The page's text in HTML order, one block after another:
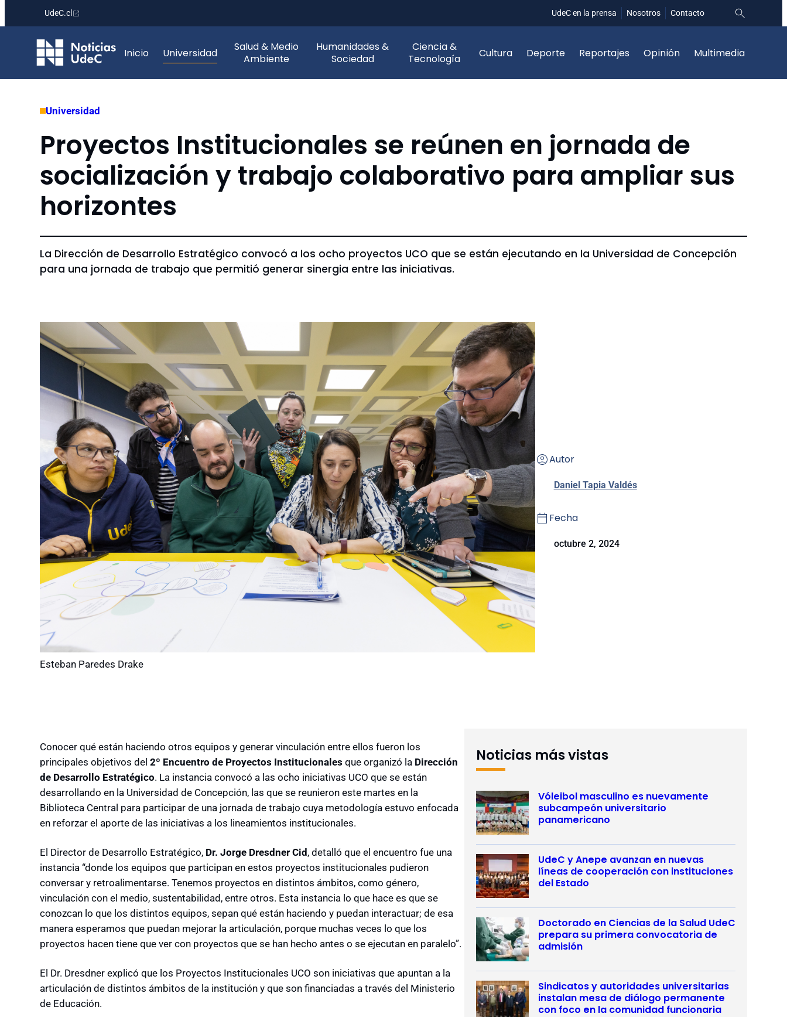
contenido
UdeC.cl UdeC en la prensa Nosotros Contacto
Inicio Universidad
Salud & Medio
Ambiente
Humanidades &
Sociedad
Ciencia &
Tecnología
Cultura Deporte Reportajes Opinión Multimedia
Universidad
Proyectos Institucionales se reúnen en jornada de
socialización y trabajo colaborativo para ampliar sus
horizontes
La Dirección de Desarrollo Estratégico convocó a los ocho proyectos UCO que se están ejecutando en la Universidad de Concepción
para una jornada de trabajo que permitió generar sinergia entre las iniciativas.
Esteban Paredes Drake
Autor
Daniel Tapia Valdés
Fecha
octubre 2, 2024
Conocer qué están haciendo otros equipos y generar vinculación entre ellos fueron los
principales objetivos del 2º Encuentro de Proyectos Institucionales que organizó la Dirección
de Desarrollo Estratégico. La instancia convocó a las ocho iniciativas UCO que se están
desarrollando en la Universidad de Concepción, las que se reunieron este martes en la
Biblioteca Central para participar de una jornada de trabajo cuya metodología estuvo enfocada
en reforzar el aporte de las iniciativas a los lineamientos institucionales.
El Director de Desarrollo Estratégico, Dr. Jorge Dresdner Cid, detalló que el encuentro fue una
instancia “donde los equipos que participan en estos proyectos institucionales pudieron
conversar y retroalimentarse. Tenemos proyectos en distintos ámbitos, como género,
vinculación con el medio, sustentabilidad, entre otros. Esta instancia lo que hace es que se
conozcan lo que los distintos equipos, sepan qué están haciendo y puedan interactuar; de esa
manera esperamos que puedan mejorar la articulación, porque muchas veces lo que los
proyectos hacen tiene que ver con proyectos que se han hecho antes o se ejecutan en paralelo”.
El Dr. Dresdner explicó que los Proyectos Institucionales UCO son iniciativas que apuntan a la
articulación de distintos ámbitos de la institución y que son financiadas a través del Ministerio
de Educación.
Noticias más vistas
Vóleibol masculino es nuevamente
subcampeón universitario
panamericano
UdeC y Anepe avanzan en nuevas
líneas de cooperación con instituciones
del Estado
Doctorado en Ciencias de la Salud UdeC
prepara su primera convocatoria de
admisión
Sindicatos y autoridades universitarias
instalan mesa de diálogo permanente
con foco en la comunidad funcionaria